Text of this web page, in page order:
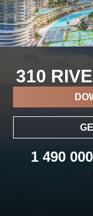
310
1 490